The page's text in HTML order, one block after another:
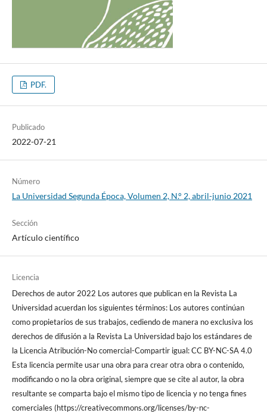
PDF.
Publicado
2022-07-21
Número
La Universidad Segunda Época, Volumen 2, N.° 2, abril-junio 2021
Sección
Artículo científico
Licencia
Derechos de autor 2022 Los autores que publican en la Revista La
Universidad acuerdan los siguientes términos: Los autores continúan
como propietarios de sus trabajos, cediendo de manera no exclusiva los
derechos de difusión a la Revista La Universidad bajo los estándares de
la Licencia Atribución-No comercial-Compartir igual: CC BY-NC-SA 4.0
Esta licencia permite usar una obra para crear otra obra o contenido,
modificando o no la obra original, siempre que se cite al autor, la obra
resultante se comparta bajo el mismo tipo de licencia y no tenga fines
comerciales (https://creativecommons.org/licenses/by-nc-